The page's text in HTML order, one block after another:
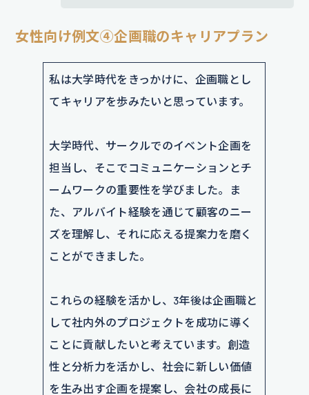
女性向け例文④企画職のキャリアプラン
私は大学時代をきっかけに、企画職とし
てキャリアを歩みたいと思っています。
大学時代、サークルでのイベント企画を
担当し、そこでコミュニケーションとチ
ームワークの重要性を学びました。ま
た、アルバイト経験を通じて顧客のニー
ズを理解し、それに応える提案力を磨く
ことができました。
これらの経験を活かし、3年後は企画職と
して社内外のプロジェクトを成功に導く
ことに貢献したいと考えています。創造
性と分析力を活かし、社会に新しい価値
を生み出す企画を提案し、会社の成長に